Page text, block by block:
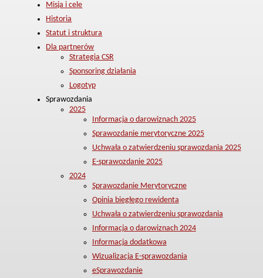
Misja i cele
Historia
Statut i struktura
Dla partnerów
Strategia CSR
Sponsoring działania
Logotyp
Sprawozdania
2025
Informacja o darowiznach 2025
Sprawozdanie merytoryczne 2025
Uchwała o zatwierdzeniu sprawozdania 2025
E-sprawozdanie 2025
2024
Sprawozdanie Merytoryczne
Opinia biegłego rewidenta
Uchwała o zatwierdzeniu sprawozdania
Informacja o darowiznach 2024
Informacja dodatkowa
Wizualizacja E-sprawozdania
eSprawozdanie